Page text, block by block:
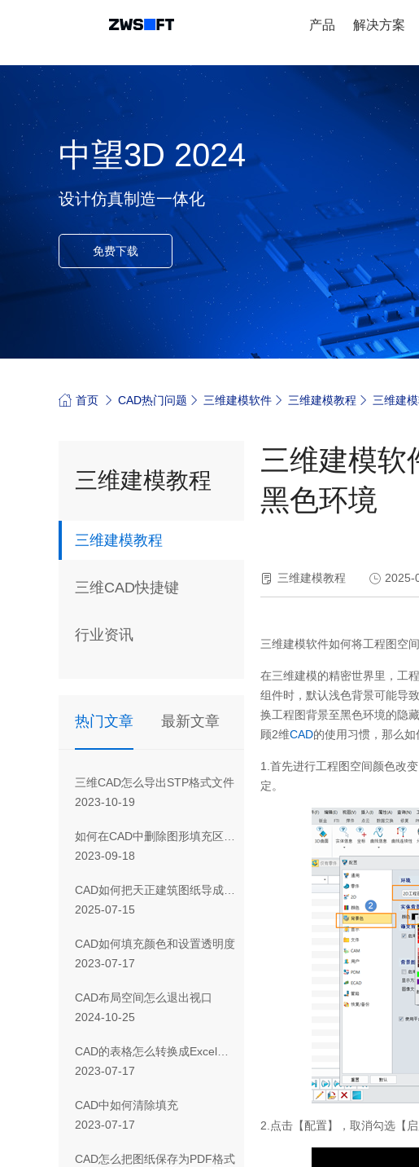
产品 解决方案
中望3D 2024
设计仿真制造一体化
免费下载
首页 CAD热门问题 三维建模软件 三维建模教程 三维建
三维建模教程
三维建模教程
三维CAD快捷键
行业资讯
热门文章 最新文章
三维CAD怎么导出STP格式文件
2023-10-19
如何在CAD中删除图形填充区域的一部分
2023-09-18
CAD如何把天正建筑图纸导成天正T3/T8/T9格式版本
2025-07-15
CAD如何填充颜色和设置透明度
2023-07-17
CAD布局空间怎么退出视口
2024-10-25
CAD 的表格怎么转换成Excel表格
2023-07-17
CAD 中如何清除填充
2023-07-17
CAD怎么把图纸保存为PDF格式
三维建模软
黑色环境
三维建模教程 2025-
三维建模软件如何将工程图空
在三维建模的精密世界里，工
组件时，默认浅色背景可能导
换工程图背景至黑色环境的隐
顾2维CAD的使用习惯，那么如
1.首先进行工程图空间颜色改
定。
2.点击【配置】，取消勾选【